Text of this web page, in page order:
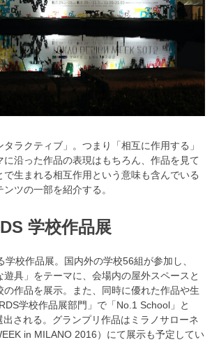
ラクティブ」。つまり「相互に作用する」
に沿った作品の表現はもちろん、作品を見て
生まれる相互作用という意味も含んでいる
ツの一部を紹介する。
学校作品展
校作品展。国内外の学校56組が参加し、
遊具」をテーマに、会場内の屋外スペースと
の作品を展示。また、同時に優れた作品や生
学校作品展部門」で「No.1 School」と
出される。グランプリ作品はミラノサローネ
in MILANO 2016）にて展示も予定してい